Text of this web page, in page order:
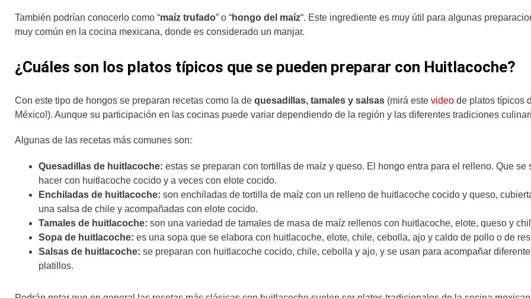
También podrían conocerlo como “maíz trufado” o “hongo del maíz“. Este ingrediente es muy útil para algunas
muy común en la cocina mexicana, donde es considerado un manjar.
¿Cuáles son los platos típicos que se pueden preparar con Huitlacoche?
Con este tipo de hongos se preparan recetas como la de quesadillas, tamales y salsas (mirá este video de platos típicos
México!). Aunque su participación en las cocinas puede variar dependiendo de la región y las diferentes tradiciones
Algunas de las recetas más comunes son:
Quesadillas de huitlacoche: estas se preparan con tortillas de maíz y queso. El hongo entra para el relleno. Que se
hacer con huitlacoche cocido y a veces con elote cocido.
Enchiladas de huitlacoche: son enchiladas de tortilla de maíz con un relleno de huitlacoche cocido y queso,
una salsa de chile y acompañadas con elote cocido.
Tamales de huitlacoche: son una variedad de tamales de masa de maíz rellenos con huitlacoche, elote, queso y
Sopa de huitlacoche: es una sopa que se elabora con huitlacoche, elote, chile, cebolla, ajo y caldo de pollo o de
Salsas de huitlacoche: se preparan con huitlacoche cocido, chile, cebolla y ajo, y se usan para acompañar
platillos.